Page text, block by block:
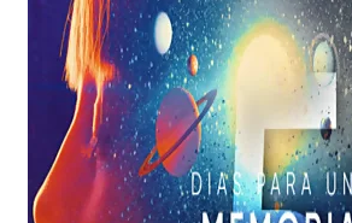
MI CUENTA
CARRITO
CONTACTO